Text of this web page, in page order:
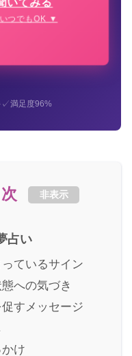
つでもOK ▼
✓満足度96%
非表示
占い
ているサイン
への気づき
すメッセージ
け